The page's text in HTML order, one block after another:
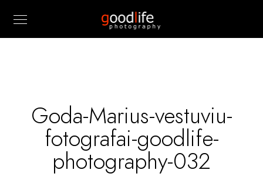
Goda-Marius-vestuviu-
fotografai-goodlife-
photography-032